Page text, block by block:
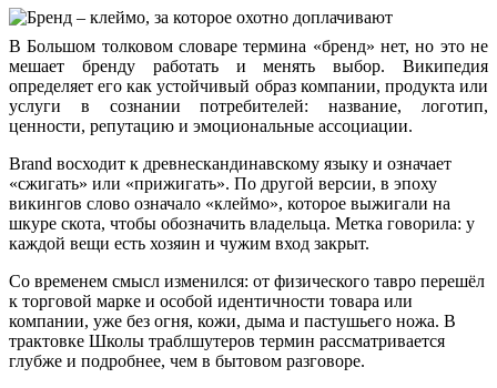
В Большом толковом словаре термина «бренд» нет, но это не
мешает бренду работать и менять выбор. Википедия
определяет его как устойчивый образ компании, продукта или
услуги в сознании потребителей: название, логотип,
ценности, репутацию и эмоциональные ассоциации.
Brand восходит к древнескандинавскому языку и означает
«сжигать» или «прижигать». По другой версии, в эпоху
викингов слово означало «клеймо», которое выжигали на
шкуре скота, чтобы обозначить владельца. Метка говорила: у
каждой вещи есть хозяин и чужим вход закрыт.
Со временем смысл изменился: от физического тавро перешёл
к торговой марке и особой идентичности товара или
компании, уже без огня, кожи, дыма и пастушьего ножа. В
трактовке Школы траблшутеров термин рассматривается
глубже и подробнее, чем в бытовом разговоре.